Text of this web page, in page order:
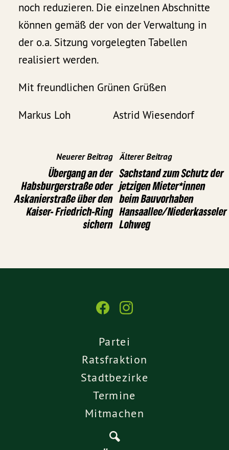
noch reduzieren. Die einzelnen Abschnitte
können gemäß der von der Verwaltung in
der o.a. Sitzung vorgelegten Tabellen
realisiert werden.
Mit freundlichen Grünen Grüßen
Markus Loh Astrid Wiesendorf
Neuerer Beitrag
Übergang an der
Habsburgerstraße oder
Askanierstraße über den
Kaiser- Friedrich-Ring
sichern
Älterer Beitrag
Sachstand zum Schutz der
jetzigen Mieter*innen
beim Bauvorhaben
Hansaallee/Niederkasseler
Lohweg
Partei
Ratsfraktion
Stadtbezirke
Termine
Mitmachen